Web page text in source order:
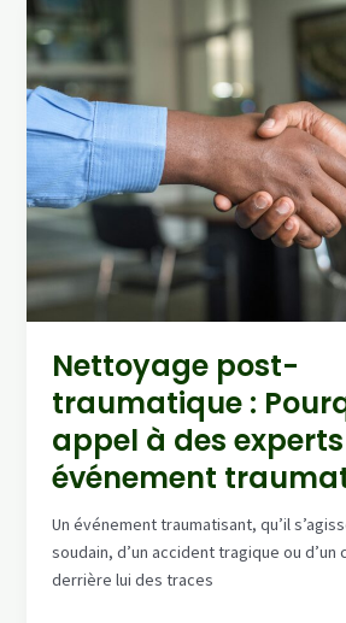
sanitaires
lors
du
nettoyage
de
scènes
de
crime
de
décombres
Nettoyage post-
traumatique :
appel à des
événement
Un événement traumatisant, qu’il
soudain, d’un accident tragique ou
derrière lui des traces